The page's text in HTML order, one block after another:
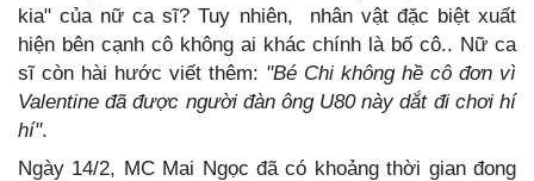
kia" của nữ ca sĩ? Tuy nhiên, nhân vật đặc biệt xuất
hiện bên cạnh cô không ai khác chính là bố cô.. Nữ ca
sĩ còn hài hước viết thêm: "Bé Chi không hề cô đơn vì
Valentine đã được người đàn ông U80 này dắt đi chơi hí
hí".
Ngày 14/2, MC Mai Ngọc đã có khoảng thời gian đong